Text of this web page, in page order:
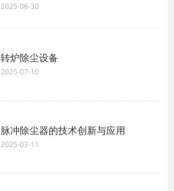
2025-06-30
转炉除尘设备
2025-07-10
脉冲除尘器的技术创新与应用
2025-03-11